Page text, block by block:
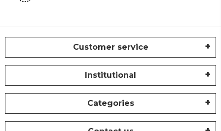
Customer service
Institutional
Categories